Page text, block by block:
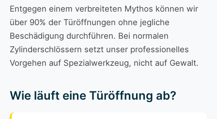
Entgegen einem verbreiteten Mythos können wir
über 90% der Türöffnungen ohne jegliche
Beschädigung durchführen. Bei normalen
Zylinderschlössern setzt unser professionelles
Vorgehen auf Spezialwerkzeug, nicht auf Gewalt.
Wie läuft eine Türöffnung ab?